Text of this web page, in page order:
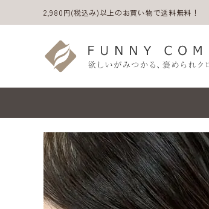
2,980円(税込み)以上のお買い物で送料無料！